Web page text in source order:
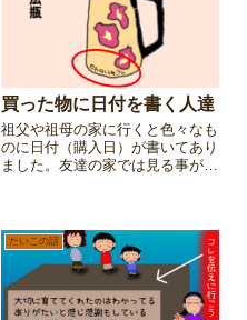
（ギィィィーーーー！）【後編】
買った物に日付を書く人達
祖父や祖母の家に行くと色々なも
のに日付（購入日）が書いてあり
ました。友達の家では見る事が無
たいこの話